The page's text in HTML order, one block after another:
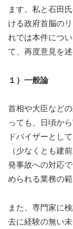
ます。私と石田
ける政府首脳の
れでは本件につ
て、再度意見を
１）一般論
首相や大臣など
っても、日頃か
ドバイザーとし
（少なくとも建
発事故への対応
められる業務の
また、専門家に
去に経験の無い